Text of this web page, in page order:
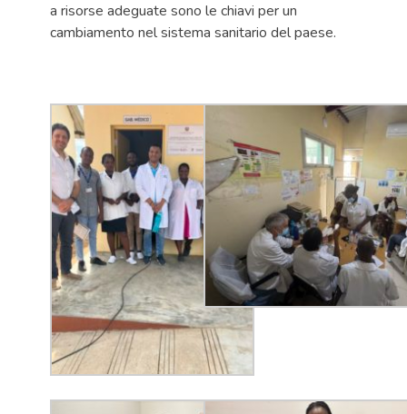
a risorse adeguate sono le chiavi per un
cambiamento nel sistema sanitario del paese.